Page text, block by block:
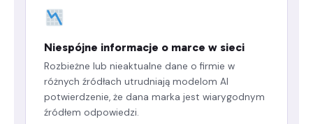
Niespójne informacje o marce w sieci
Rozbieżne lub nieaktualne dane o firmie w
różnych źródłach utrudniają modelom AI
potwierdzenie, że dana marka jest wiarygodnym
źródłem odpowiedzi.